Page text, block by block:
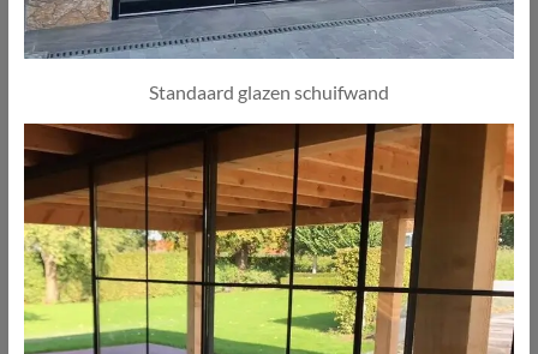
Standaard glazen schuifwand